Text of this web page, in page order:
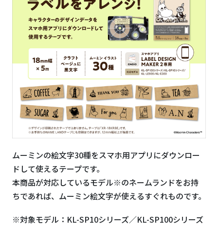
ムーミンの絵文字30種をスマホ用アプリにダウンロー
ドして使えるテープです。
本商品が対応しているモデル※のネームランドをお持
ちであれば、ムーミン絵文字が使えるすぐれものです。
※対象モデル： KL-SP10シリーズ／KL-SP100シリーズ